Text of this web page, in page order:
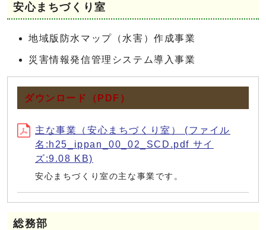
安心まちづくり室
地域版防水マップ（水害）作成事業
災害情報発信管理システム導入事業
ダウンロード（PDF）
主な事業（安心まちづくり室） (ファイル
名:h25_ippan_00_02_SCD.pdf サイ
ズ:9.08 KB)
安心まちづくり室の主な事業です。
総務部